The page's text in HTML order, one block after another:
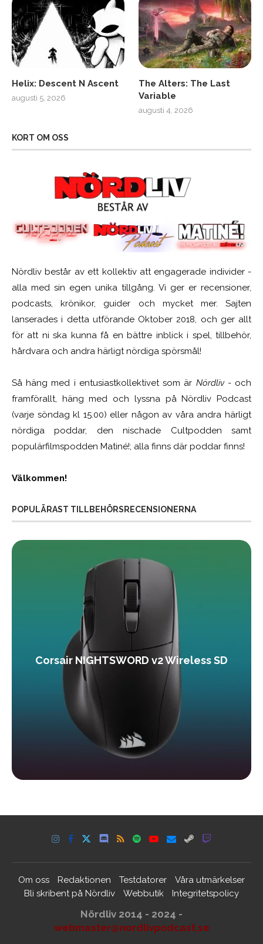
Helix: Descent N Ascent
augusti 5, 2026
The Alters: The Last
Variable
augusti 4, 2026
KORT OM OSS
Nördliv består av ett kollektiv att engagerade individer -
alla med sin egen unika tillgång. Vi ger er recensioner,
podcasts, krönikor, guider och mycket mer. Sajten
lanserades i detta utförande Oktober 2018, och ger allt
för att ni ska kunna få en bättre inblick i spel, tillbehör,
hårdvara och andra härligt nördiga spörsmål!
Så häng med i entusiastkollektivet som är Nördliv- och
framförallt, häng med och lyssna på Nördliv Podcast
(varje söndag kl 15.00) eller någon av våra andra härligt
nördiga poddar, den nischade Cultpodden samt
populärfilmspodden Matiné!; alla finns där poddar finns!
Välkommen!
POPULÄRAST TILLBEHÖRSRECENSIONERNA
Corsair NIGHTSWORD v2 Wireless SD
Om oss Redaktionen Testdatorer
Våra utmärkelser
Bli skribent på Nördliv
Webbutik Integritetspolicy
Nördliv 2014 - 2024 -
webmaster@nordlivpodcast.se